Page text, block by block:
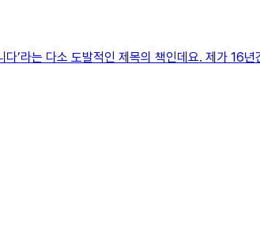
’라는 다소 도발적인 제목의 책인데요. 제가 16